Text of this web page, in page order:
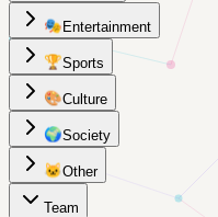
🎭 Entertainment
🏆Sports
🎨Culture
🌍Society
🐱Other
Team